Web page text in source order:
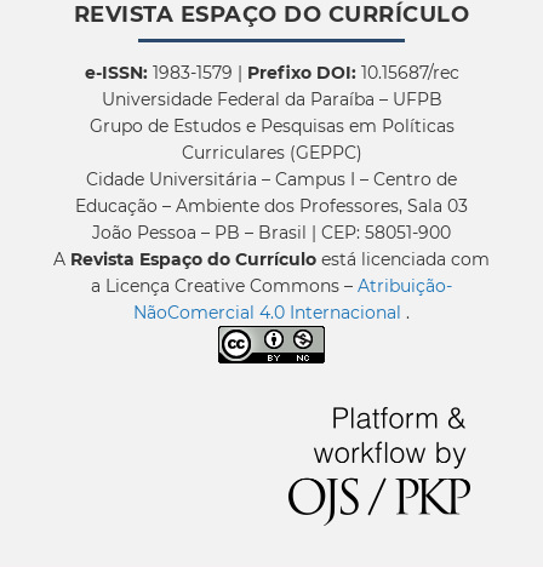
REVISTA ESPAÇO DO CURRÍCULO
e-ISSN:1983-1579 | Prefixo DOI:10.15687/rec
Universidade Federal da Paraíba – UFPB
Grupo de Estudos e Pesquisas em Políticas
Curriculares (GEPPC)
Cidade Universitária – Campus I – Centro de
Educação – Ambiente dos Professores, Sala 03
João Pessoa – PB – Brasil | CEP: 58051-900
A Revista Espaço do Currículo está licenciada com
a Licença Creative Commons – Atribuição-
NãoComercial 4.0 Internacional .